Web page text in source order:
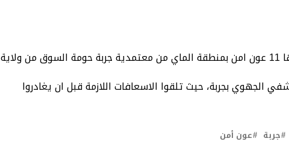
جد اليوم حادث إنقلاب حافلة على متنها 11 عون امن بمنطقة الماي من معتمدية جربة حومة السوق من ولاية
الجهوي بجربة، حيث تلقوا الاسعافات اللازمة قبل ان يغادروا
جربة عون أمن